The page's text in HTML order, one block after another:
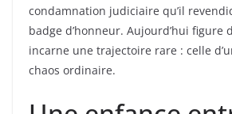
condamnation judiciaire qu’il
badge d’honneur. Aujourd’hui figure
incarne une trajectoire rare : celle
chaos ordinaire.